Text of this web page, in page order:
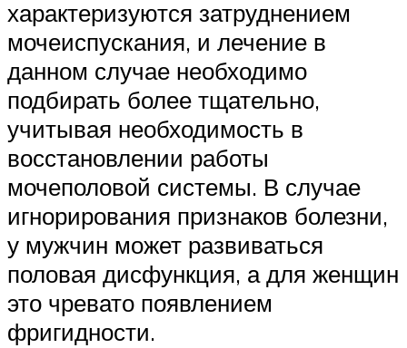
характеризуются затруднением
мочеиспускания, и лечение в
данном случае необходимо
подбирать более тщательно,
учитывая необходимость в
восстановлении работы
мочеполовой системы. В случае
игнорирования признаков болезни,
у мужчин может развиваться
половая дисфункция, а для женщин
это чревато появлением
фригидности.